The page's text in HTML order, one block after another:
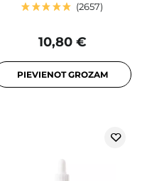
2657
10,80 €
PIEVIENOT GROZAM